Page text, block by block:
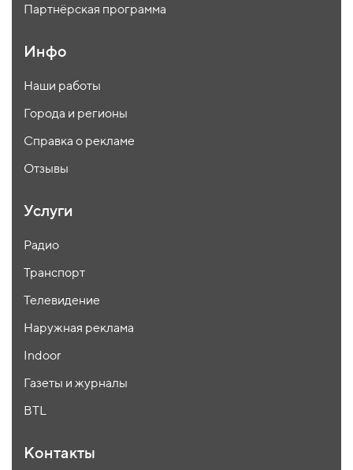
Партнёрская программа
Инфо
Наши работы
Города и регионы
Справка о рекламе
Отзывы
Услуги
Радио
Транспорт
Телевидение
Наружная реклама
Indoor
Газеты и журналы
BTL
Контакты